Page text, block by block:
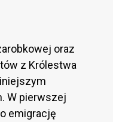
oraz
z Królestwa
W pierwszej
emigrację